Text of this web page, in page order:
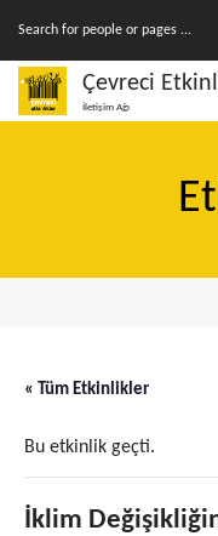
Çevreci
İletişim Ağı
« Tüm Etkinlikler
Bu etkinlik geçti.
İklim